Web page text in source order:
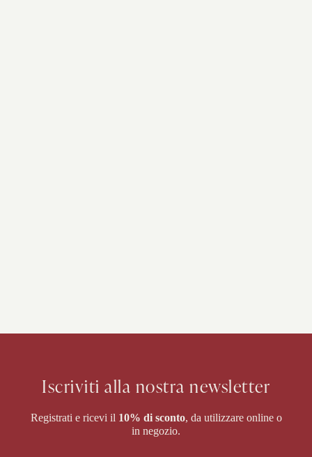
Iscriviti alla nostra newsletter
Registrati e ricevi il 10% di sconto, da utilizzare online o
in negozio.